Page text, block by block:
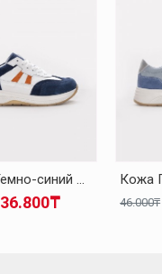
Кожа Темно-синий Для Мальчиков Спортивная Обувь 248XA004
36.800₸ 46.000₸